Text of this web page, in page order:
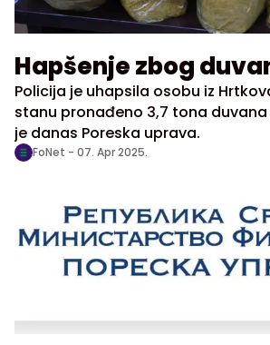
Hapšenje zbog
Policija je uhapsila osobu iz
stanu pronađeno 3,7 tona
je danas Poreska uprava.
FoNet - 07. Apr 2025.